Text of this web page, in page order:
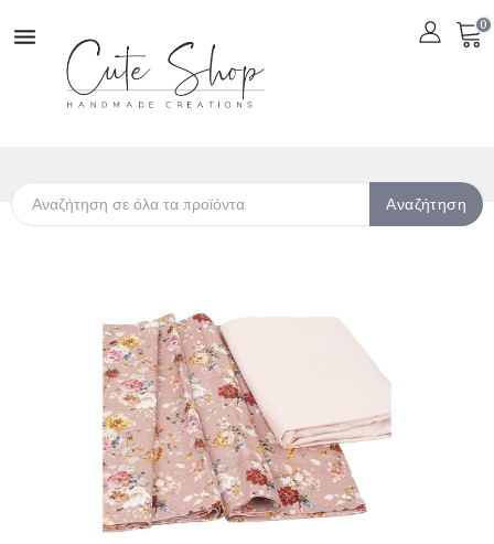
 0
Αναζήτηση